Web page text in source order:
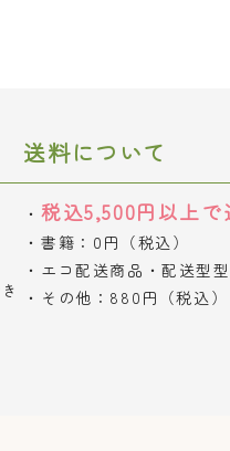
送料について
税込5,500円以上で
書籍：0円（税込）
エコ配送商品・配送型
その他：880円（税込）